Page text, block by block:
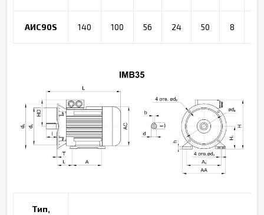
АИС90S 140 100 56 24 50 8
Тип,